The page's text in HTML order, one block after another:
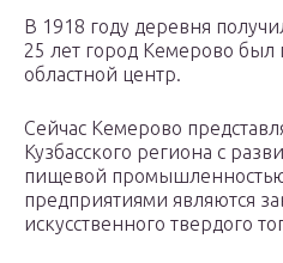
В 1918 году деревня
25 лет город Кемерово был
областной центр.
Сейчас Кемерово
Кузбасского региона с
пищевой
предприятиями являются
искусственного твердого